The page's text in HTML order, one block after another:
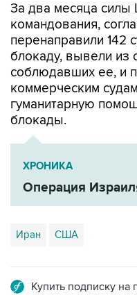
За два месяца силы
командования,
перенаправили 142
блокаду, вывели из
соблюдавших ее, и
коммерческим
гуманитарную
блокады.
ХРОНИКА
Операция
Иран США
Купить подписку